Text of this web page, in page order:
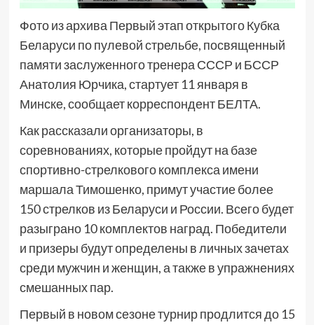
Фото из архива Первый этап открытого Кубка
Беларуси по пулевой стрельбе, посвященный
памяти заслуженного тренера СССР и БССР
Анатолия Юрчика, стартует 11 января в
Минске, сообщает корреспондент БЕЛТА.
Как рассказали организаторы, в
соревнованиях, которые пройдут на базе
спортивно-стрелкового комплекса имени
маршала Тимошенко, примут участие более
150 стрелков из Беларуси и России. Всего будет
разыграно 10 комплектов наград. Победители
и призеры будут определены в личных зачетах
среди мужчин и женщин, а также в упражнениях
смешанных пар.
Первый в новом сезоне турнир продлится до 15